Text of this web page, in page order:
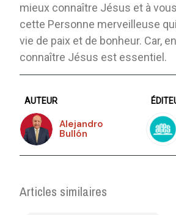
mieux connaître Jésus et à
cette Personne merveilleuse
vie de paix et de bonheur. Car,
connaître Jésus est essentiel.
AUTEUR
Alejandro
Bullón
Articles similaires